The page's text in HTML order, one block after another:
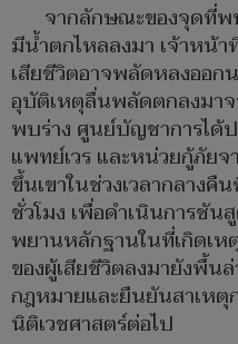
จากลักษณะของจุดที่
มีน้ำตกไหลลงมา เจ้าหน้
เสียชีวิตอาจพลัดหลงออก
อุบัติเหตุลื่นพลัดตกลงมา
พบร่าง ศูนย์บัญชาการได้
แพทย์เวร และหน่วยกู้ภัยจ
ขึ้นเขาในช่วงเวลากลางคื
ชั่วโมง เพื่อดำเนินการชั
พยานหลักฐานในที่เกิดเห
ของผู้เสียชีวิตลงมายังพื้นล่
กฎหมายและยืนยันสาเหตุ
นิติเวชศาสตร์ต่อไป